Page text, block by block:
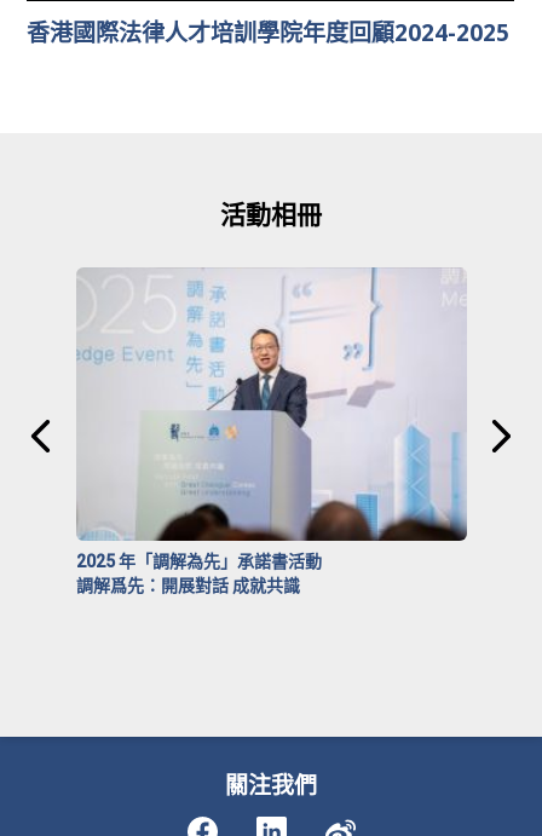
香港國際法律人才培訓學院年度回顧2024-2025
活動相冊
2025 年「調解為先」承諾書活動
調解爲先：開展對話 成就共識
關注我們